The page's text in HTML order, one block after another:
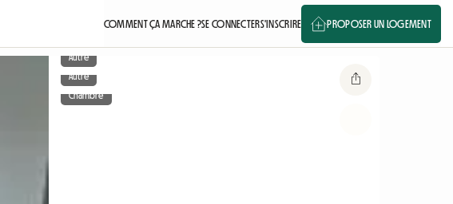
COMMENT ÇA MARCHE ?SE CONNECTERS'INSCRIRE PROPOSER UN LOGEMENT
Autre
Autre
Chambre